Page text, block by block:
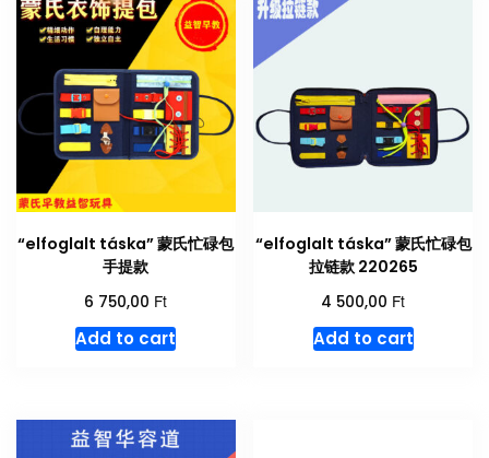
“elfoglalt táska” 蒙氏忙碌包
手提款
6 750,00 Ft
Add to cart
“elfoglalt táska” 蒙氏忙碌包
拉链款 220265
4 500,00 Ft
Add to cart